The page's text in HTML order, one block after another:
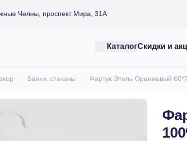
Челны, проспект Мира, 31А
КаталогСкидки и
Банки, стаканы Фартук Этель Оранжевый